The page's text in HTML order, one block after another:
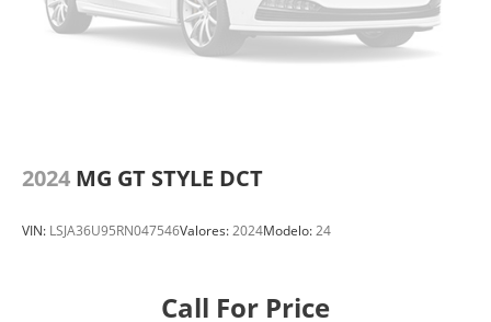
2024 MG GT STYLE DCT
VIN: LSJA36U95RN047546Valores:2024Modelo:24
Call For Price